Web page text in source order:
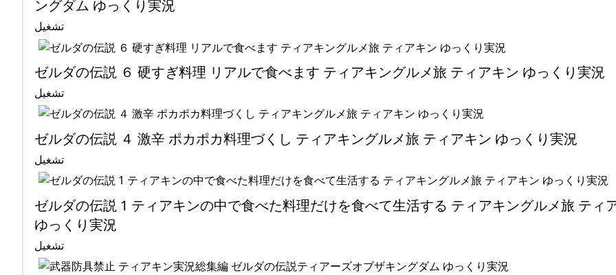
ングダム ゆっくり実況
تشغيل
ゼルダの伝説 ６ 硬すぎ料理 リアルで食べます ティアキングルメ旅 ティアキン ゆっくり実況
تشغيل
ゼルダの伝説 ４ 激辛 ポカポカ料理づくし ティアキングルメ旅 ティアキン ゆっくり実況
تشغيل
ゼルダの伝説 1 ティアキンの中で食べた料理だけを食べて生活する ティアキングルメ旅 ティ
ゆっくり実況
تشغيل